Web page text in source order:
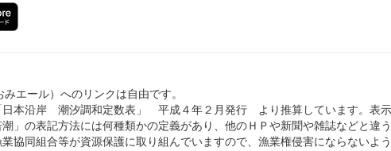
ール）へのリンクは自由です。
本沿岸 潮汐調和定数表」 平成４年２月発行 より推算しています。表示
」の表記方法には何種類かの定義があり、他のＨＰや新聞や雑誌などと違う
協同組合等が資源保護に取り組んでいますので、漁業権侵害にならないよ